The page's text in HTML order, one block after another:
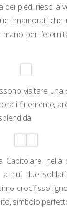
dei piedi riesci
innamorati
per
visitare una
finemente,
a cui due
crocifisso
simbolo